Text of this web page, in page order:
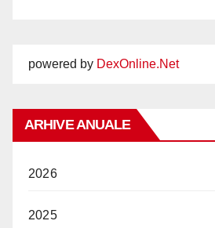
powered by DexOnline.Net
ARHIVE ANUALE
2026
2025